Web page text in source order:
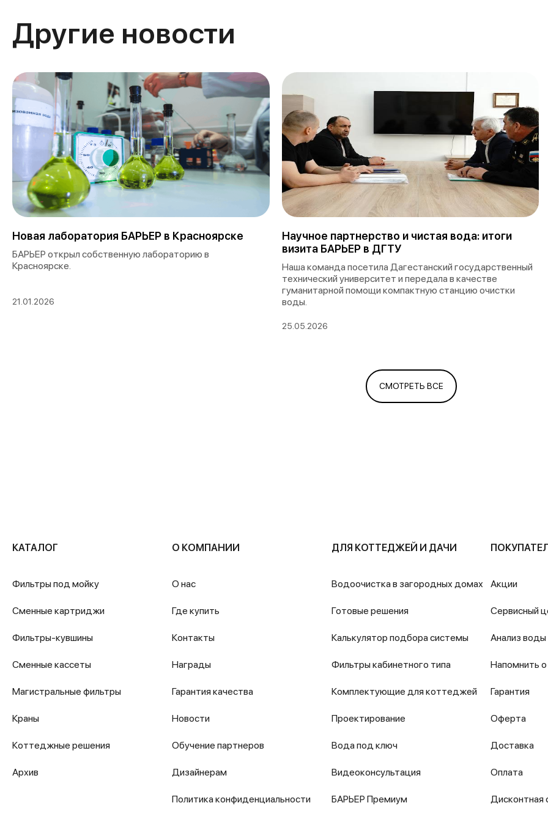
Другие новости
Новая лаборатория БАРЬЕР в Красноярске
БАРЬЕР открыл собственную лабораторию в
Красноярске.
21.01.2026
Научное партнерство и чистая вода: итоги
визита БАРЬЕР в ДГТУ
Наша команда посетила Дагестанский государственный
технический университет и передала в качестве
гуманитарной помощи компактную станцию очистки
воды.
25.05.2026
СМОТРЕТЬ ВСЕ
КАТАЛОГ
Фильтры под мойку
Сменные картриджи
Фильтры-кувшины
Сменные кассеты
Магистральные фильтры
Краны
Коттеджные решения
Архив
О КОМПАНИИ
О нас
Где купить
Контакты
Награды
Гарантия качества
Новости
Обучение партнеров
Дизайнерам
Политика конфиденциальности
ДЛЯ КОТТЕДЖЕЙ И ДАЧИ
Водоочистка в загородных домах
Готовые решения
Калькулятор подбора системы
Фильтры кабинетного типа
Комплектующие для коттеджей
Проектирование
Вода под ключ
Видеоконсультация
БАРЬЕР Премиум
Акции
Сервисный
Анализ воды
Напомнить
Гарантия
Оферта
Доставка
Оплата
Дисконтная